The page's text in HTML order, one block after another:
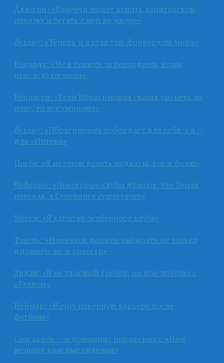
Аллегри: «Бонуччи может купить капитанскую
повязку и бегать с ней во дворе»
Лукаку: «Теперь и я стал топ-форвардом мира»
Роналду: «Не я гонюсь за рекордами, а они
преследуют меня»
Беннасер: «Если Ибрагимович сказал умереть на
поле, то все умирают»
Лукаку: «Ибрагимович побеждает для себя, а я –
для «Интера»
Погба: «Я не умею делать подкаты, вот и фолю»
Чеферин: «Некоторые клубы думают, что Земля
плоская, а Суперлига существует»
Месси: «Я капитан особенного клуба»
Тухель: «Новичков должен выбирать не только
дирижёр, но и оркестр»
Зидан: «Я не ужасный тренер, но мне повезло с
«Реалом»
Неймар: «Начну покерную карьеру после
футбола»
Солскьяер — о домашних поражениях: «Нам
мешают красные сидения»